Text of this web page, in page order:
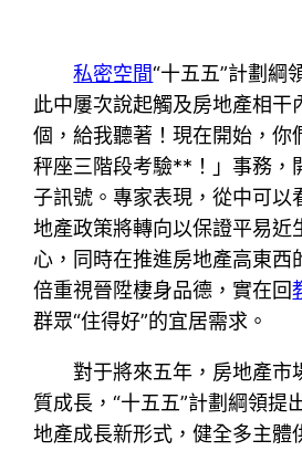
私密空間“十五五”計劃綱
此中屢次說起觸及房地產相干
個，給我聽著！現在開始，你
秤座三階段考驗**！」事務，
子訊號。專家表現，從中可以
地產政策將轉向以保證平易近
心，同時在推進房地產高東西
倍重視晉陞棲身品德，實在回
群眾“住得好”的宜居需求。
對于將來五年，房地產市
質成長，“十五五”計劃綱領提
地產成長新形式，健全多主體